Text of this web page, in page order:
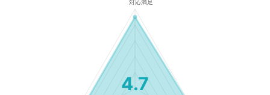
4.7